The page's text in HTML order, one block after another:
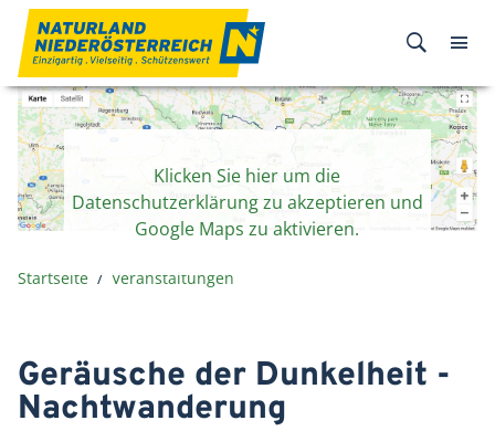
Zum Inhalt
Klicken Sie hier um die
Datenschutzerklärung zu akzeptieren und
Google Maps zu aktivieren.
Startseite Veranstaltungen
Geräusche der Dunkelheit -
Nachtwanderung